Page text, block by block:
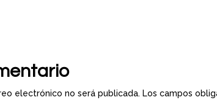
electrónico no será publicada. Los campos